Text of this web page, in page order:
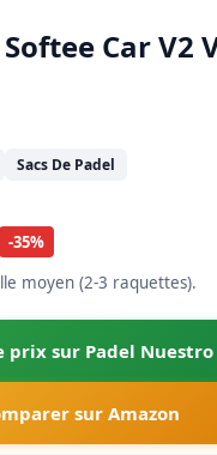
Car V2
Sacs De Padel
-35%
moyen (2-3 raquettes).
prix sur Padel Nuestro
sur Amazon